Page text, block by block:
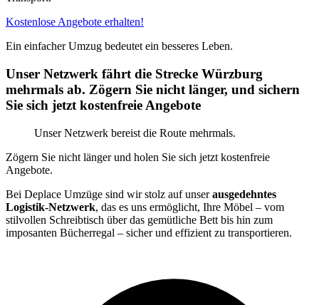
Kostenlose Angebote erhalten!
Ein einfacher Umzug bedeutet ein besseres Leben.
Unser Netzwerk fährt die Strecke Würzburg
mehrmals ab. Zögern Sie nicht länger, und sichern
Sie sich jetzt kostenfreie Angebote
Unser Netzwerk bereist die Route mehrmals.
Zögern Sie nicht länger und holen Sie sich jetzt kostenfreie
Angebote.
Bei Deplace Umzüge sind wir stolz auf unserausgedehntes
Logistik-Netzwerk, das es uns ermöglicht, Ihre Möbel – vom
stilvollen Schreibtisch über das gemütliche Bett bis hin zum
imposanten Bücherregal – sicher und effizient zu transportieren.